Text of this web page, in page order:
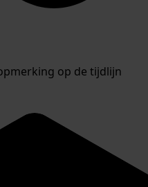
op de tijdlijn